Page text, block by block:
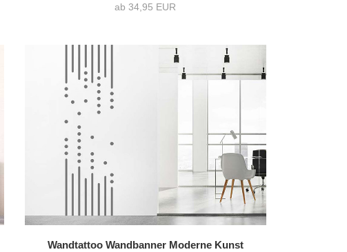
ab 34,95 EUR
Wandtattoo Wandbanner Moderne Kunst